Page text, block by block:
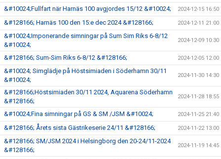
&#10024;Fullfart när Harnäs 100 avgjordes 15/12 &#10024; 2024-12-15 16:50
&#128166; Harnäs 100 den 15:e dec 2024 &#128166; 2024-12-11 21:00
&#10024;Imponerande simningar på Sum Sim Riks 6-8/12
&#10024;
2024-12-09 10:30
&#128166; Sum-Sim Riks 6-8/12 &#128166; 2024-12-05 12:00
&#10024; Simglädje på Höstsimiaden i Söderhamn 30/11
&#10024;
2024-11-30 14:30
&#128166;Höstsimiaden 30/11 2024, Aquarena Söderhamn
&#128166;
2024-11-28 18:55
&#10024;Fina simningar på GS & SM /JSM &#10024; 2024-11-25 21:40
&#128166; Årets sista Gästrikeserie 24/11 &#128166; 2024-11-22 13:00
&#128166; SM/JSM 2024 i Helsingborg den 20-24/11-2024
&#128166;
2024-11-19 14:45